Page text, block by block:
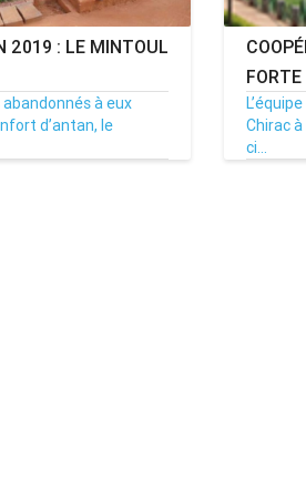
2019 : LE MINTOUL
à eux
d’antan, le
Chirac
ci...